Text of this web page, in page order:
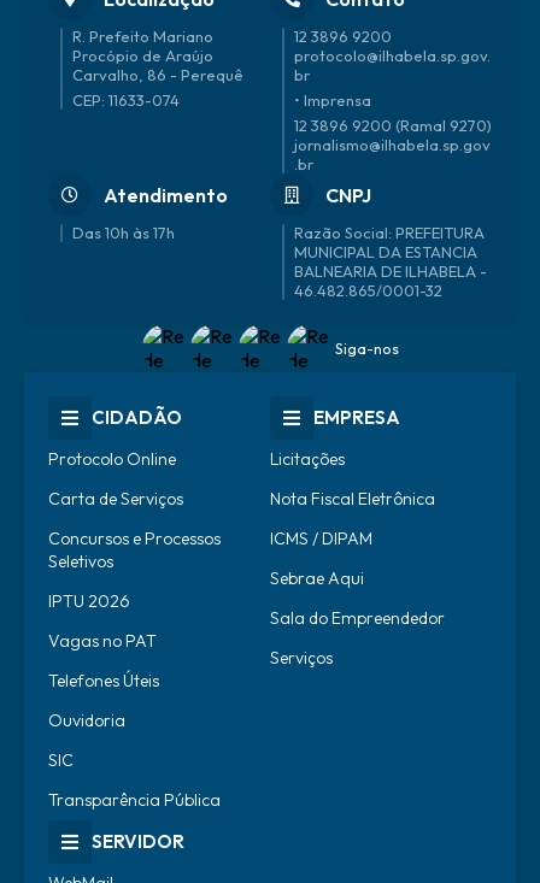
R. Prefeito Mariano
Procópio de Araújo
Carvalho, 86 - Perequê
CEP: 11633-074
12 3896 9200
protocolo@ilhabela.sp.gov.
br
• Imprensa
12 3896 9200 (Ramal 9270)
jornalismo@ilhabela.sp.gov
.br
Atendimento
Das 10h às 17h
CNPJ
46.482.865/0001-32
Siga-nos
CIDADÃO
Protocolo Online
Carta de Serviços
Concursos e Processos
Seletivos
IPTU 2026
Vagas no PAT
Telefones Úteis
Ouvidoria
SIC
Transparência Pública
EMPRESA
Licitações
Nota Fiscal Eletrônica
ICMS / DIPAM
Sebrae Aqui
Sala do Empreendedor
Serviços
SERVIDOR